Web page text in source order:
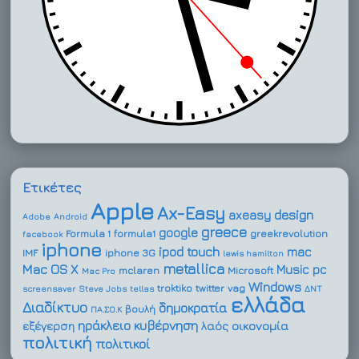
Ετικέτες
Adobe Android AppleAx-Easy axeasy design
facebook Formula 1 formula1 google greece greekrevolution
IMF iphone iphone 3G ipod touch lewis hamilton mac
Mac OS X Mac Pro mclaren metallica Microsoft Music pc
screensaver Steve Jobs tellas troktiko twitter vag Windows ΔΝΤ
Διαδίκτυο ΠΑ.ΣΟ.Κ βουλή δημοκρατία ελλάδα
εξέγερση ηράκλειο κυβέρνηση λαός οικονομία
πολιτική πολιτικοί